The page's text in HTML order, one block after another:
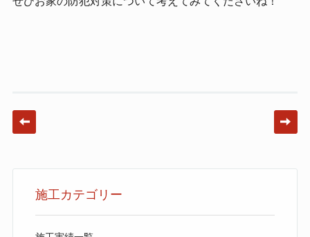
Post navigation
施工カテゴリー